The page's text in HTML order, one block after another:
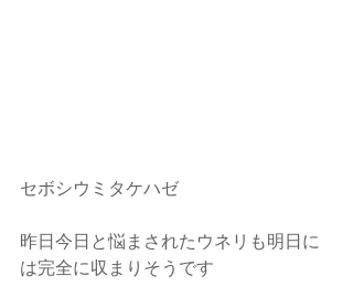
セボシウミタケハゼ
昨日今日と悩まされたウネリも明日に
は完全に収まりそうです